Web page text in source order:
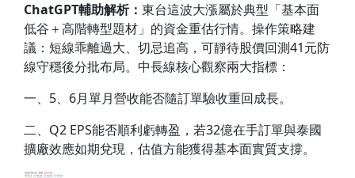
ChatGPT輔助解析： 東台這波大漲屬於典型「基本面
低谷＋高階轉型題材」的資金重估行情。操作策略建
議：短線乖離過大、切忌追高，可靜待股價回測41元防
線守穩後分批布局。中長線核心觀察兩大指標：
一、5、6月單月營收能否隨訂單驗收重回成長。
二、Q2 EPS能否順利虧轉盈，若32億在手訂單與泰國
擴廠效應如期兌現，估值方能獲得基本面實質支撐。